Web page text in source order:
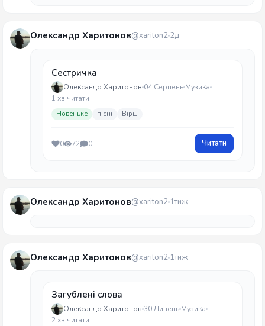
Олександр Харитонов@xariton2 2д
Сестричка
Олександр Харитонов 04 Серпень Музика
1 хв читати
Новеньке пісні Вірш
0 72 0 Читати
Олександр Харитонов@xariton2 1тиж
Олександр Харитонов@xariton2 1тиж
Загублені слова
Олександр Харитонов 30 Липень Музика
2 хв читати